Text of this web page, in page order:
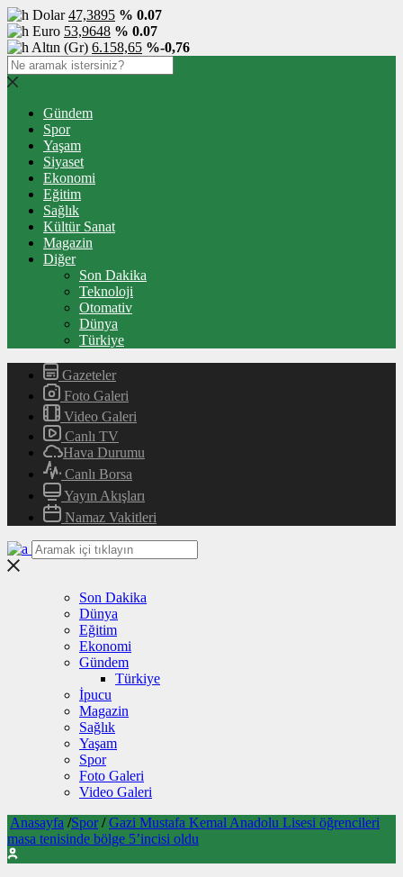
Dolar47,3895 % 0.07
Euro 53,9648 % 0.07
Altın (Gr) 6.158,65 %-0,76
Gündem
Spor
Yaşam
Siyaset
Ekonomi
Eğitim
Sağlık
Kültür Sanat
Magazin
Diğer
Son Dakika
Teknoloji
Otomativ
Dünya
Türkiye
Gazeteler
Foto Galeri
Video Galeri
Canlı TV
Hava Durumu
Canlı Borsa
Yayın Akışları
Namaz Vakitleri
Son Dakika
Dünya
Eğitim
Ekonomi
Gündem
Türkiye
İpucu
Magazin
Sağlık
Yaşam
Spor
Foto Galeri
Video Galeri
Anasayfa /Spor / Gazi Mustafa Kemal Anadolu Lisesi öğrencileri
masa tenisinde bölge 5’incisi oldu